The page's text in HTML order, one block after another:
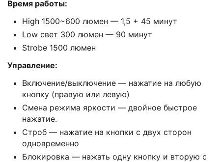
Время работы:
Нigh 1500~600 люмен — 1,5 + 45 минут
Lоw свет 300 люмен — 90 минут
Strоbе 1500 люмен
Управление:
Включение/выключение — нажатие на любую
кнопку (правую или левую)
Смена режима яркости — двойное быстрое
нажатие.
Строб — нажатие на кнопки с двух сторон
одновременно
Блокировка — нажать одну кнопку и вторую с